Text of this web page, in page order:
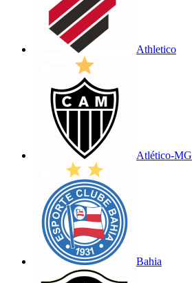
Athletico
Atlético-MG
Bahia